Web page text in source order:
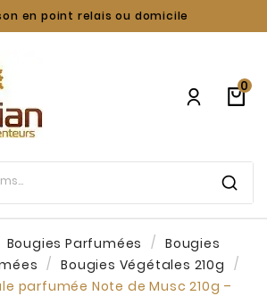
en point relais ou domicile
0
Bougies Parfumées
Bougies
Bougies Végétales 210g
parfumée Note de Musc 210g –